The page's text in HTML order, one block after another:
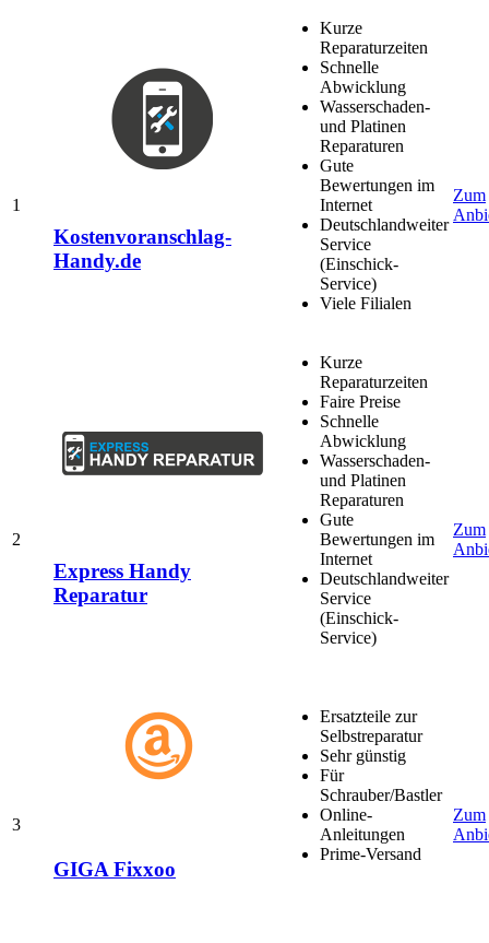
1
Kostenvoranschlag-
Handy.de
Kurze
Reparaturzeiten
Schnelle
Abwicklung
Wasserschaden-
und Platinen
Reparaturen
Gute
Bewertungen im
Internet
Deutschlandweiter
Service
(Einschick-
Service)
Viele Filialen
Zum
2
Express Handy
Reparatur
Kurze
Reparaturzeiten
Faire Preise
Schnelle
Abwicklung
Wasserschaden-
und Platinen
Reparaturen
Gute
Bewertungen im
Internet
Deutschlandweiter
Service
(Einschick-
Service)
Zum
3
GIGA Fixxoo
Ersatzteile zur
Selbstreparatur
Sehr günstig
Für
Schrauber/Bastler
Online-
Anleitungen
Prime-Versand
Zum